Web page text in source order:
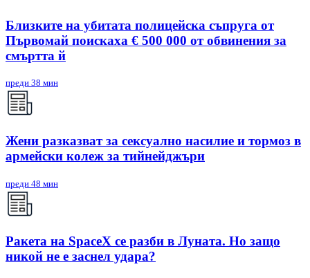
Близките на убитата полицейска съпруга от
Първомай поискаха € 500 000 от обвинения за
смъртта й
преди 38 мин
Жени разказват за сексуално насилие и тормоз в
армейски колеж за тийнейджъри
преди 48 мин
Ракета на SpaceX се разби в Луната. Но защо
никой не е заснел удара?